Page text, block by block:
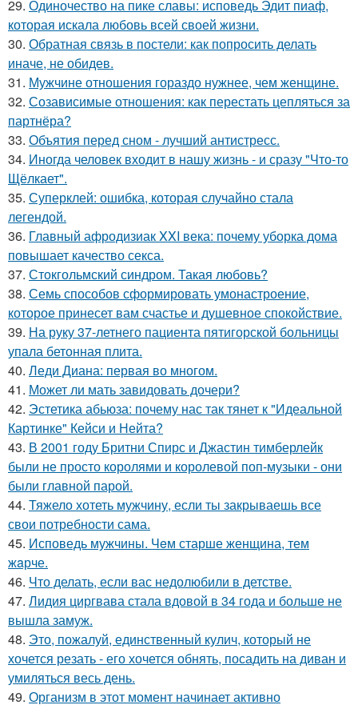
29. Одиночество на пике славы: исповедь Эдит пиаф,
которая искала любовь всей своей жизни.
30. Обратная связь в постели: как попросить делать
иначе, не обидев.
31. Мужчине отношения гораздо нужнее, чем женщине.
32. Созависимые отношения: как перестать цепляться за
партнёра?
33. Объятия перед сном - лучший антистресс.
34. Иногда человек входит в нашу жизнь - и сразу "Что-то
Щёлкает".
35. Суперклей: ошибка, которая случайно стала
легендой.
36. Главный афродизиак XXI века: почему уборка дома
повышает качество секса.
37. Стокгольмский синдром. Такая любовь?
38. Семь способов сформировать умонастроение,
которое принесет вам счастье и душевное спокойствие.
39. На руку 37-летнего пациента пятигорской больницы
упала бетонная плита.
40. Леди Диана: первая во многом.
41. Может ли мать завидовать дочери?
42. Эстетика абьюза: почему нас так тянет к "Идеальной
Картинке" Кейси и Нейта?
43. В 2001 году Бритни Спирс и Джастин тимберлейк
были не просто королями и королевой поп-музыки - они
были главной парой.
44. Тяжело хотеть мужчину, если ты закрываешь все
свои потребности сама.
45. Исповедь мужчины. Чeм старше женщина, тем
жaрче.
46. Что делать, если вас недолюбили в детстве.
47. Лидия циргвава стала вдовой в 34 года и больше не
вышла замуж.
48. Это, пожалуй, единственный кулич, который не
хочется резать - его хочется обнять, посадить на диван и
умиляться весь день.
49. Организм в этот момент начинает активно